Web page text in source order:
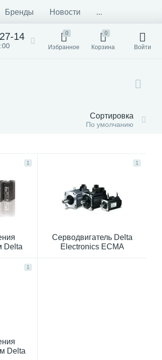
Бренды Новости ...
14 0
Избранное
0
Корзина Войти
Сортировка
По умолчанию
1
Delta
1
Серводвигатель Delta
Electronics ECMA
1
Delta